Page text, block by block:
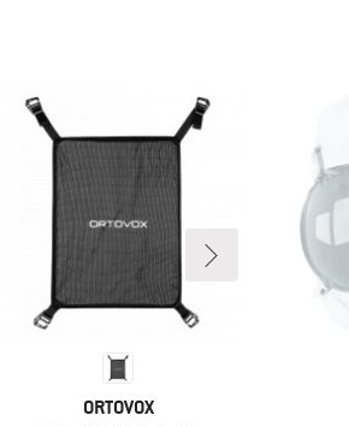
MARKE
ORTOVOX